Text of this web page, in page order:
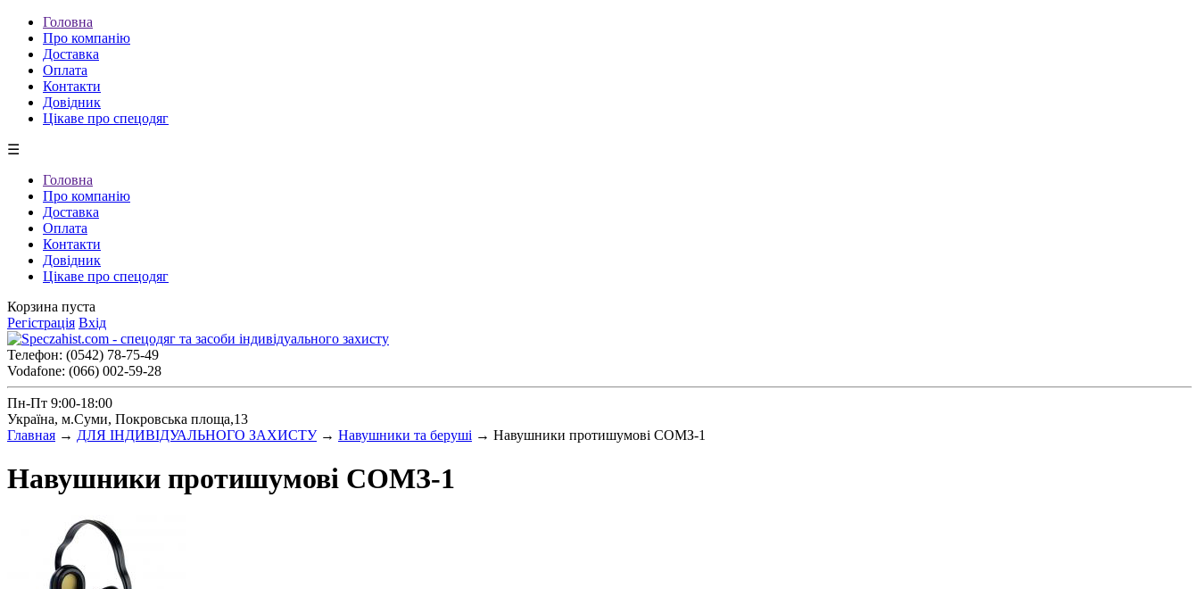
Головна
Про компанію
Доставка
Оплата
Контакти
Довідник
Цікаве про спецодяг
☰
Головна
Про компанію
Доставка
Оплата
Контакти
Довідник
Цікаве про спецодяг
Корзина пуста
Регістрація Вхід
Телефон: (0542) 78-75-49
Vodafone: (066) 002-59-28
Пн-Пт 9:00-18:00
Україна, м.Суми, Покровська площа,13
Главная → ДЛЯ ІНДИВІДУАЛЬНОГО ЗАХИСТУ→ Навушники та беруші → Навушники протишумові СОМЗ-1
Навушники протишумові СОМЗ-1